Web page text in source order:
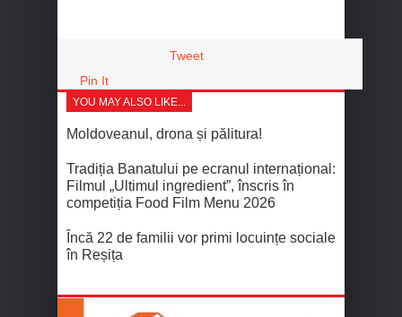
Tweet
Pin It
YOU MAY ALSO LIKE...
Moldoveanul, drona și pălitura!
Tradiția Banatului pe ecranul internațional:
Filmul „Ultimul ingredient”, înscris în
competiția Food Film Menu 2026
Încă 22 de familii vor primi locuințe sociale
în Reșița